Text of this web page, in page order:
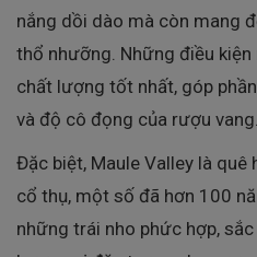
nắng dồi dào mà còn mang
thổ nhưỡng. Những điều
chất lượng tốt nhất, góp
và độ cô đọng của rượu vang.
Đặc biệt, Maule Valley là
cổ thụ, một số đã hơn 100
những trái nho phức hợp,